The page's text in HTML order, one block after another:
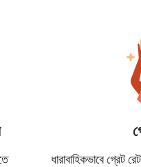
ধারাবাহিকভাবে গ্রেট